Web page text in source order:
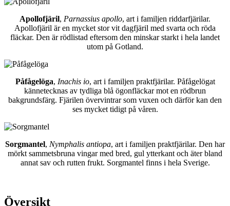
Apollofjäril, Parnassius apollo, art i familjen riddarfjärilar.
Apollofjäril är en mycket stor vit dagfjäril med svarta och röda
fläckar. Den är rödlistad eftersom den minskar starkt i hela landet
utom på Gotland.
Påfågelöga, Inachis io, art i familjen praktfjärilar. Påfågelögat
kännetecknas av tydliga blå ögonfläckar mot en rödbrun
bakgrundsfärg. Fjärilen övervintrar som vuxen och därför kan den
ses mycket tidigt på våren.
Sorgmantel, Nymphalis antiopa, art i familjen praktfjärilar. Den har
mörkt sammetsbruna vingar med bred, gul ytterkant och äter bland
annat sav och rutten frukt. Sorgmantel finns i hela Sverige.
Översikt